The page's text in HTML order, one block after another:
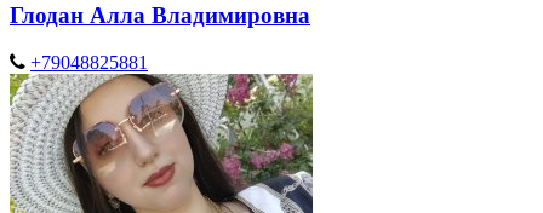
Глодан Алла Владимировна
+79048825881